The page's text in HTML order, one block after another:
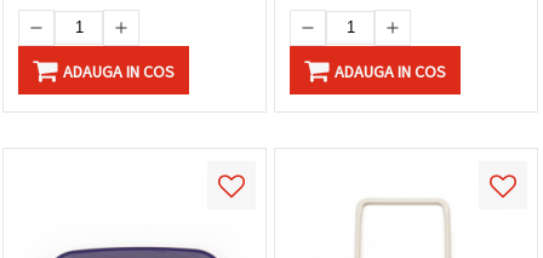
ADAUGA IN COS ADAUGA IN COS